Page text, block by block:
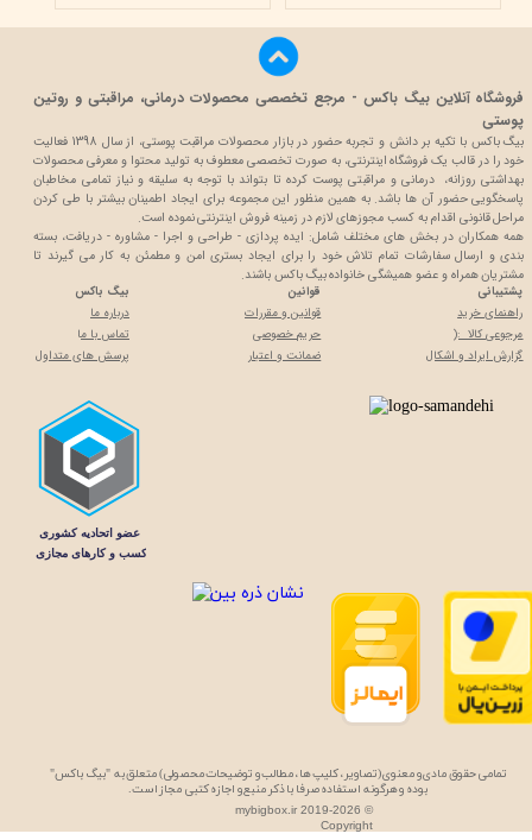
پشتیبانی
راهنمای خرید
مرجوعی کالا :(
گزارش ایراد و اشکال
قوانین
قوانین و مقررات
حریم خصوصی
ضمانت و اعتبار
تمامی حقوق مادی و معنوی (تصاویر، کلیپ ها، مطالب و توضیحات محصولی) متعلق به "بیگ باکس"
بوده و هرگونه استفاده صرفا با ذکر منبع و اجازه کتبی مجاز است.
بیگ باکس
درباره ما
تماس با ما
پرسش های متداول
فروشگاه آنلاین بیگ باکس - مرجع تخصصی محصولات درمانی، مراقبتی و روتین
پوستی
بیگ باکس با تکیه بر دانش و تجربه حضور در بازار محصولات مراقبت پوستی، از سال 1398 فعالیت
خود را در قالب یک فروشگاه اینترنتی، به صورت تخصصی معطوف به تولید محتوا و معرفی محصولات
بهداشتی روزانه، درمانی و مراقبتی پوست کرده تا بتواند با توجه به سلیقه و نیاز تمامی مخاطبان
پاسخگویی حضور آن ها باشد. به همین منظور این مجموعه برای ایجاد اطمینان بیشتر با طی کردن
مراحل قانونی اقدام به کسب مجوزهای لازم در زمینه فروش اینترنتی نموده است.
همه همکاران در بخش های مختلف شامل: ایده پردازی - طراحی و اجرا - مشاوره - دریافت، بسته
بندی و ارسال سفارشات تمام تلاش خود را برای ایجاد بستری امن و مطمئن به کار می گیرند تا
مشتریان همراه و عضو همیشگی خانواده بیگ باکس باشند.
mybigbox.ir 2019-2026 ©
Copyright